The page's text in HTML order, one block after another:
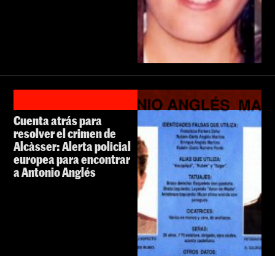
Cuenta atrás para
resolver el crimen de
Alcàsser: Alerta policial
europea para encontrar
a Antonio Anglés